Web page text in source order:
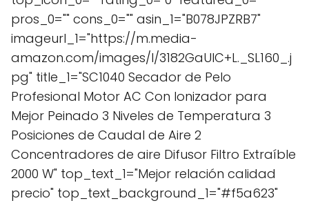
pros_0="" cons_0="" asin_1="B078JPZRB7"
imageurl_1="https://m.media-
amazon.com/images/I/3182GaUlC+L._SL160_.j
pg" title_1="SC1040 Secador de Pelo
Profesional Motor AC Con Ionizador para
Mejor Peinado 3 Niveles de Temperatura 3
Posiciones de Caudal de Aire 2
Concentradores de aire Difusor Filtro Extraíble
2000 W" top_text_1="Mejor relación calidad
precio" top_text_background_1="#f5a623"